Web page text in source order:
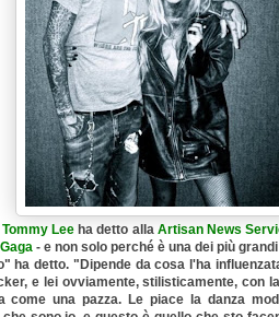
Tommy Lee ha detto alla Artisan News
- e non solo perché è una dei più
ha detto. "Dipende da cosa l'ha
e lei ovviamente, stilisticamente, con
come una pazza. Le piace la danza